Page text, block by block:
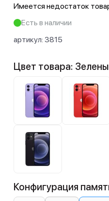
Имеется недостаток
Есть в наличии
артикул: 3815
Цвет товара:
Конфигурация